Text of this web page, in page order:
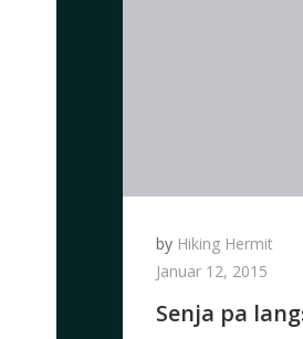
by Hiking Hermit
Januar 12, 2015
Senja pa